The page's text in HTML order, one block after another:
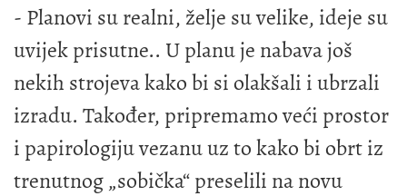
- Planovi su realni, želje su velike, ideje su
uvijek prisutne.. U planu je nabava još
nekih strojeva kako bi si olakšali i ubrzali
izradu. Također, pripremamo veći prostor
i papirologiju vezanu uz to kako bi obrt iz
trenutnog „sobička“ preselili na novu